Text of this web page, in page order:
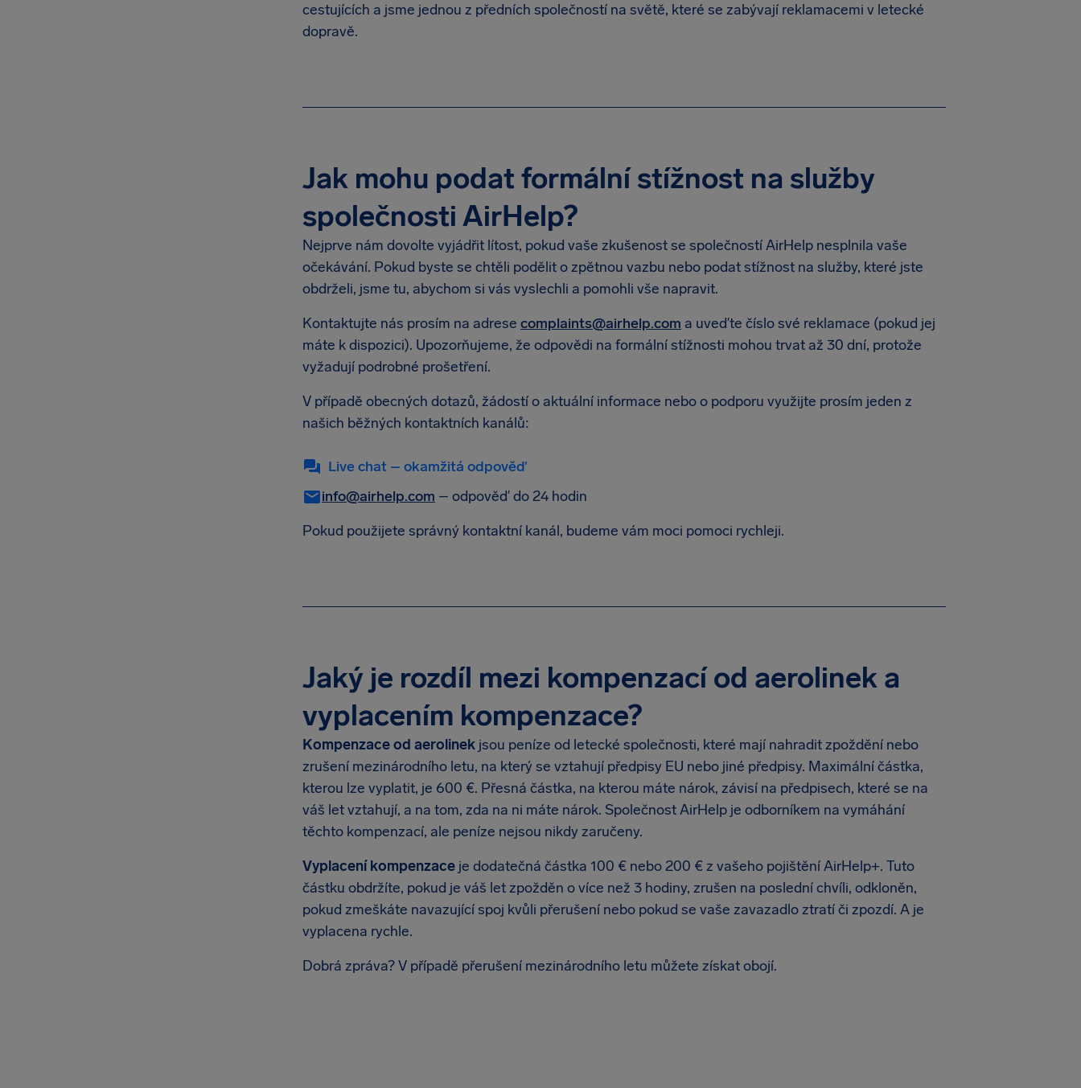
cestujících a jsme jednou z předních společností na světě, které se zabývají reklamacemi v letecké
dopravě.
Jak mohu podat formální stížnost na služby
společnosti AirHelp?
Nejprve nám dovolte vyjádřit lítost, pokud vaše zkušenost se společností AirHelp nesplnila vaše
očekávání. Pokud byste se chtěli podělit o zpětnou vazbu nebo podat stížnost na služby, které jste
obdrželi, jsme tu, abychom si vás vyslechli a pomohli vše napravit.
Kontaktujte nás prosím na adrese complaints@airhelp.com a uveďte číslo své reklamace (pokud jej
máte k dispozici). Upozorňujeme, že odpovědi na formální stížnosti mohou trvat až 30 dní, protože
vyžadují podrobné prošetření.
V případě obecných dotazů, žádostí o aktuální informace nebo o podporu využijte prosím jeden z
našich běžných kontaktních kanálů:
Live chat – okamžitá odpověď
info@airhelp.com – odpověď do 24 hodin
Pokud použijete správný kontaktní kanál, budeme vám moci pomoci rychleji.
Jaký je rozdíl mezi kompenzací od aerolinek a
vyplacením kompenzace?
Kompenzace od aerolinek jsou peníze od letecké společnosti, které mají nahradit zpoždění nebo
zrušení mezinárodního letu, na který se vztahují předpisy EU nebo jiné předpisy. Maximální částka,
kterou lze vyplatit, je 600 €. Přesná částka, na kterou máte nárok, závisí na předpisech, které se na
váš let vztahují, a na tom, zda na ni máte nárok. Společnost AirHelp je odborníkem na vymáhání
těchto kompenzací, ale peníze nejsou nikdy zaručeny.
Vyplacení kompenzace je dodatečná částka 100 € nebo 200 € z vašeho pojištění AirHelp+. Tuto
částku obdržíte, pokud je váš let zpožděn o více než 3 hodiny, zrušen na poslední chvíli, odkloněn,
pokud zmeškáte navazující spoj kvůli přerušení nebo pokud se vaše zavazadlo ztratí či zpozdí. A je
vyplacena rychle.
Dobrá zpráva? V případě přerušení mezinárodního letu můžete získat obojí.